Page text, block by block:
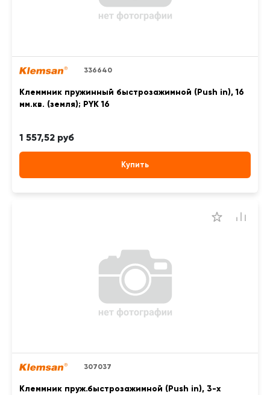
336640
Клеммник пружинный быстрозажимной (Push in), 16
мм.кв. (земля); PYK 16
1 557,52 руб
Купить
307037
Клеммник пруж.быстрозажимной (Push in), 3-х